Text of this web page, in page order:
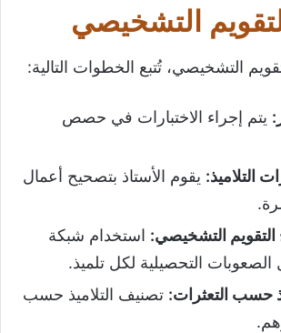
التشخيصي
التشخيصي، تُتبع الخطوات التالية:
: يتم إجراء الاختبارات في حصص
التلاميذ: يقوم الأستاذ بتصحيح أعمال
التقويم التشخيصي: استخدام شبكة
الصعوبات التحصيلية لكل تلميذ.
حسب التعثرات: تصنيف التلاميذ حسب